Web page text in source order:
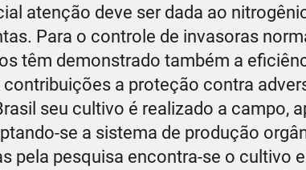
atenção deve ser dada ao
Para o controle de invasoras
têm demonstrado também a
a proteção contra
seu cultivo é realizado a campo,
se a sistema de produção
pela pesquisa encontra-se o cultivo